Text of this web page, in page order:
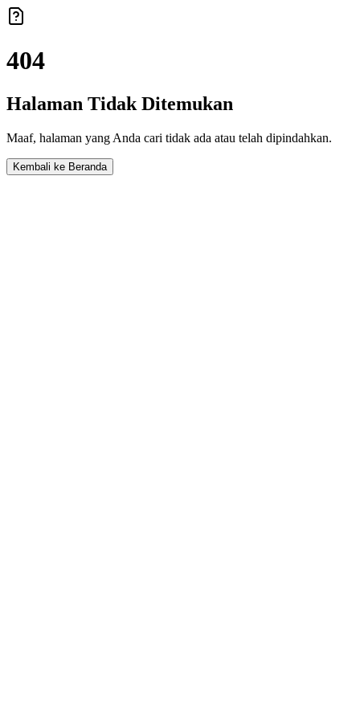
404
Halaman Tidak Ditemukan
Maaf, halaman yang Anda cari tidak ada atau telah dipindahkan.
Kembali ke Beranda